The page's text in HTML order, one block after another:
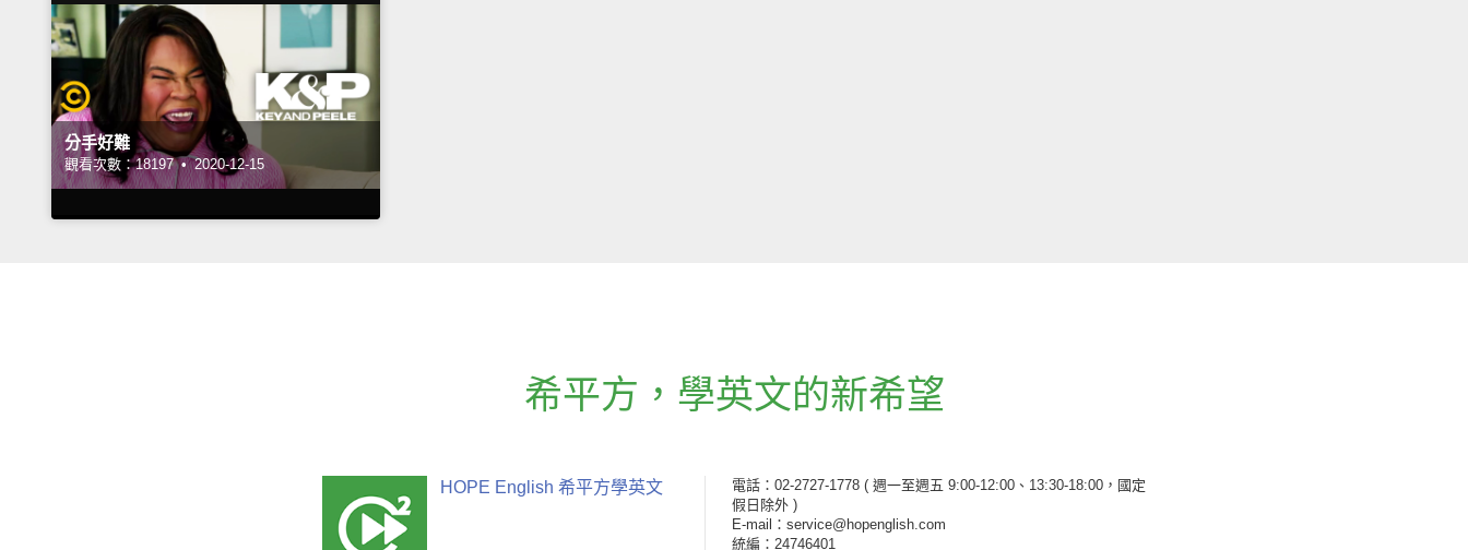
分手好難
觀看次數：18197 • 2020-12-15
希平方 ， 學英文的新希望
HOPE English 希平方學英文 電話：02-2727-1778 ( 週一至週五 9:00-12:00、13:30-18:00，國定
假日除外 )
E-mail：service@hopenglish.com
統編：24746401